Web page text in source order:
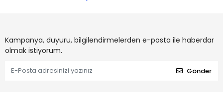
Kampanya, duyuru, bilgilendirmelerden e-posta ile haberdar
olmak istiyorum.
Gönder